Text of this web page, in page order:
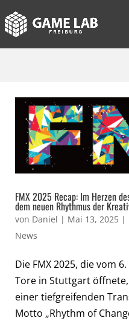
FMX 2025 Recap: Im Herzen
dem neuen Rhythmus der
von Daniel | Mai 13, 2025 |
News
Die FMX 2025, die vom
Tore in Stuttgart
einer tiefgreifenden
Motto „Rhythm of